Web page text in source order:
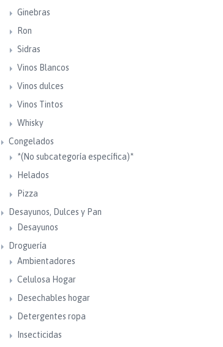
Ginebras
Ron
Sidras
Vinos Blancos
Vinos dulces
Vinos Tintos
Whisky
Congelados
*(No subcategoría específica)*
Helados
Pizza
Desayunos, Dulces y Pan
Desayunos
Droguería
Ambientadores
Celulosa Hogar
Desechables hogar
Detergentes ropa
Insecticidas